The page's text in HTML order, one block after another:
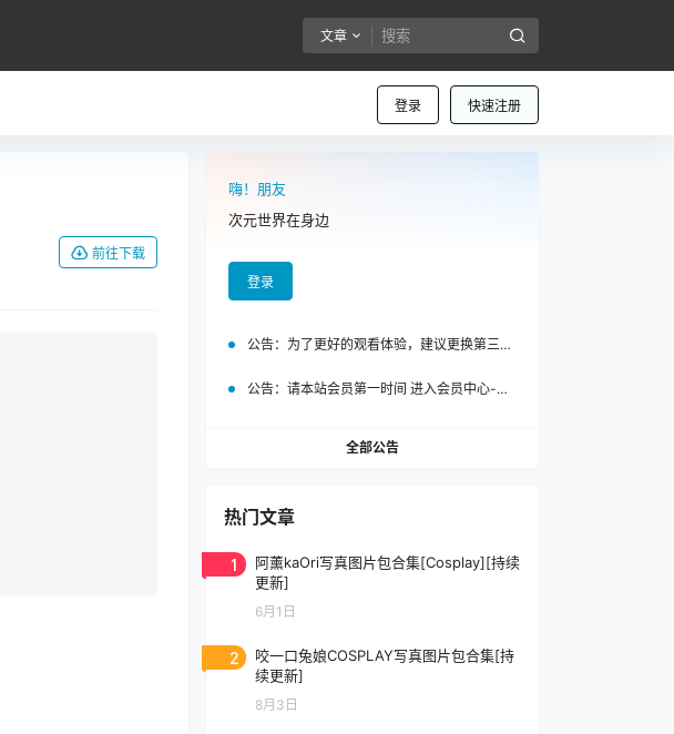
文章
登录 快速注册
前往下载
嗨！朋友
次元世界在身边
登录
公告： 为了更好的观看体验，建议更换第三方浏览器访问泡面站
公告： 请本站会员第一时间 进入会员中心-我的设置中为您的账号绑定邮箱!
全部公告
热门文章
1
阿薰kaOri写真图片包合集[Cosplay][持续
更新]
6月1日
2
咬一口兔娘COSPLAY写真图片包合集[持
续更新]
8月3日